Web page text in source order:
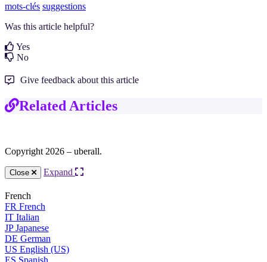
mots-clés suggestions
Was this article helpful?
Yes
No
Give feedback about this article
Related Articles
Copyright 2026 – uberall.
Close Expand
French
FR French
IT Italian
JP Japanese
DE German
US English (US)
ES Spanish